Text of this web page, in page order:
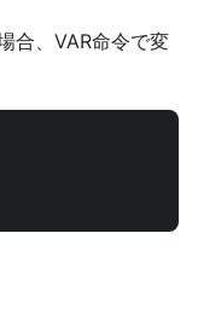
合、VAR命令で変